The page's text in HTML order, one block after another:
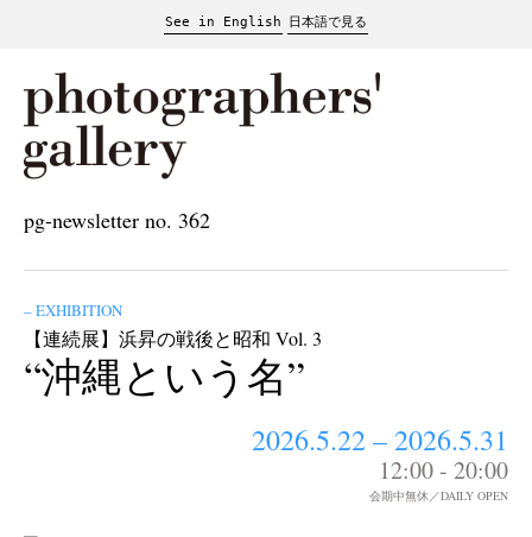
See in English 日本語で見る
pg-newsletter no. 362
– EXHIBITION
【連続展】浜昇の戦後と昭和 Vol. 3
“沖縄という名”
2026.5.22 – 2026.5.31
12:00 - 20:00
会期中無休／DAILY OPEN